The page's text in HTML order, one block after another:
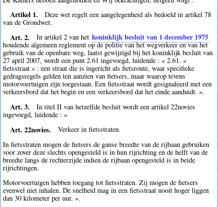
Artikel 1.
Deze wet regelt een aangelegenheid als bedoeld in artikel 78
van de Grondwet.
Art. 2. In artikel 2 van het koninklijk besluit van 1 december 1975
houdende algemeen reglement op de politie van het wegverkeer en van het
gebruik van de openbare weg, laatst gewijzigd bij het koninklijk besluit van
27 april 2007, wordt een punt 2.61 ingevoegd, luidende : « 2.61. «
fietsstraat » : een straat die is ingericht als fietsroute, waar specifieke
gedragsregels gelden ten aanzien van fietsers, maar waarop tevens
motorvoertuigen zijn toegestaan. Een fietsstraat wordt gesignaleerd met een
verkeersbord dat het begin en een verkeersbord dat het einde aanduidt. ».
Art. 3.
In titel II van hetzelfde besluit wordt een artikel 22novies
ingevoegd, luidende : «
Art. 22novies.
Verkeer in fietsstraten.
In fietsstraten mogen de fietsers de ganse breedte van de rijbaan gebruiken
voor zover deze slechts opengesteld is in hun rijrichting en de helft van de
breedte langs de rechterzijde indien de rijbaan opengesteld is in beide
rijrichtingen.
Motorvoertuigen hebben toegang tot fietsstraten. Zij mogen de fietsers
evenwel niet inhalen. De snelheid mag in een fietsstraat nooit hoger liggen
dan 30 kilometer per uur. ».